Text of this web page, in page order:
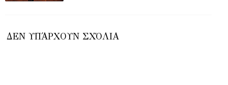
ΔΕΝ ΥΠΆΡΧΟΥΝ ΣΧΌΛΙΑ